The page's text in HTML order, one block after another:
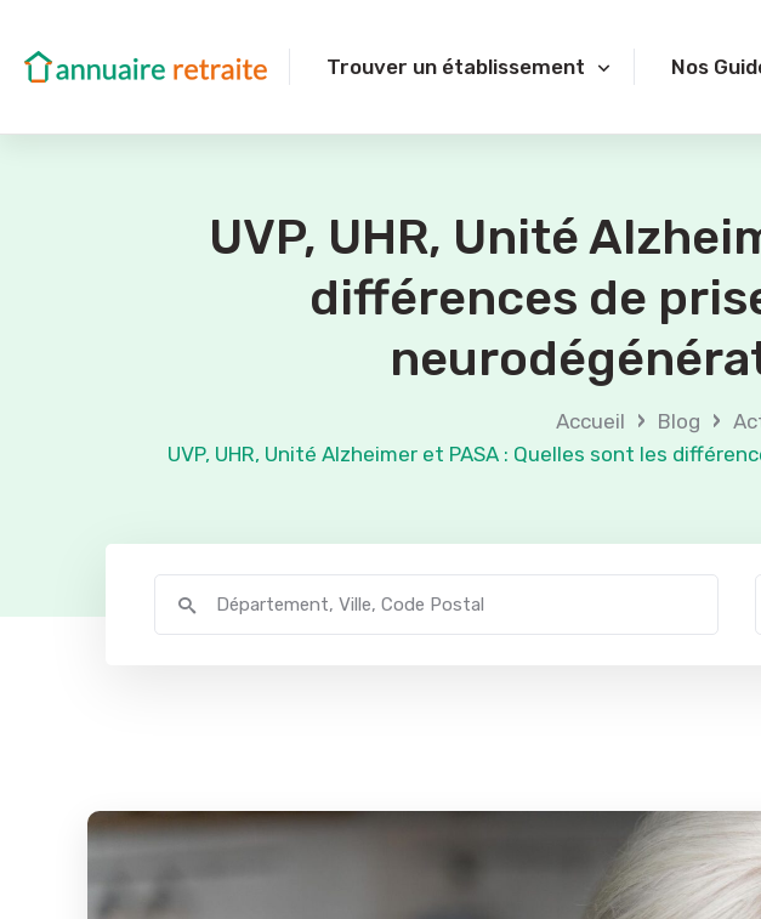
Trouver un établissement Nos
UVP, UHR, Unité
différences de
Accueil › Blog ›
UVP, UHR, Unité Alzheimer et PASA : Quelles sont les